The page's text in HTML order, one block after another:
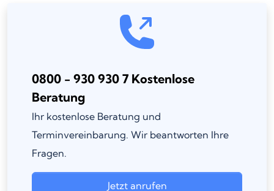
0800 - 930 930 7 Kostenlose
Beratung
Ihr kostenlose Beratung und
Terminvereinbarung. Wir beantworten Ihre
Fragen.
Jetzt anrufen